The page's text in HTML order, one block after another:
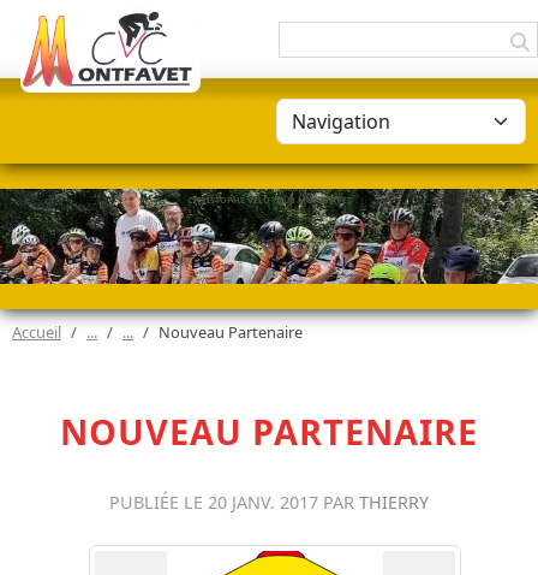
CHRISTOPHE VÉLO CLUB MONTFAVET
Accueil Nouveau Partenaire
NOUVEAU PARTENAIRE
PUBLIÉE LE 20 JANV. 2017 PAR THIERRY
Panneau de gestion des cookies